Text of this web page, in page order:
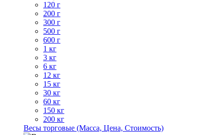
120 г
200 г
300 г
500 г
600 г
1 кг
3 кг
6 кг
12 кг
15 кг
30 кг
60 кг
150 кг
200 кг
Весы торговые (Масса, Цена, Стоимость)